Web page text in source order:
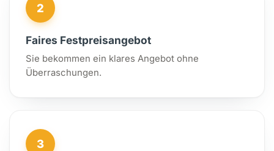
2
Faires Festpreisangebot
Sie bekommen ein klares Angebot ohne
Überraschungen.
3